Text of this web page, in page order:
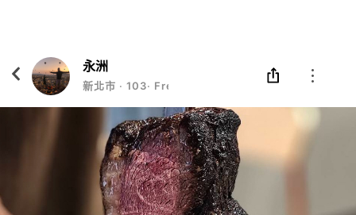
永洲
新北市 ‧ 103‧ Freeman